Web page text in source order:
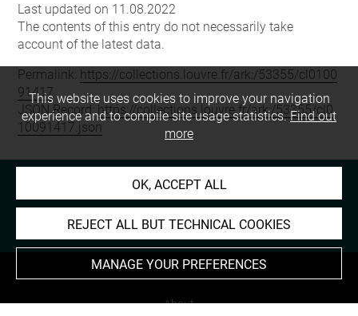
Last updated on 11.08.2022
The contents of this entry do not necessarily take
account of the latest data.
Permalink: https://collections.louvre.fr/ark:/53355/cl0100
91417
JSON Record: https://collections.louvre.fr/ark:/53355/cl0
10091417.json
About
This website uses cookies to improve your navigation
experience and to compile site usage statistics.Find out
more
OK, ACCEPT ALL
REJECT ALL BUT TECHNICAL COOKIES
MANAGE YOUR PREFERENCES